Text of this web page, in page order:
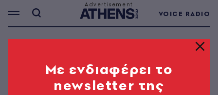
VOICE RADIO
THE PAPER - 701
Mε ενδιαφέρει το
newsletter της